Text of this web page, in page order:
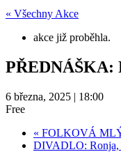
« Všechny Akce
akce již proběhla.
PŘEDNÁŠKA:
6 března, 2025 | 18:00
Free
« FOLKOVÁ
DIVADLO: Ronja,